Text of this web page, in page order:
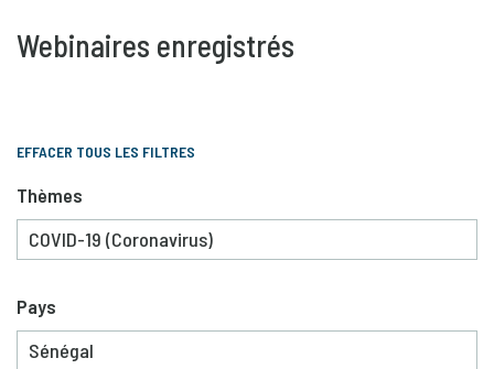
Webinaires enregistrés
EFFACER TOUS LES FILTRES
Thèmes
Pays